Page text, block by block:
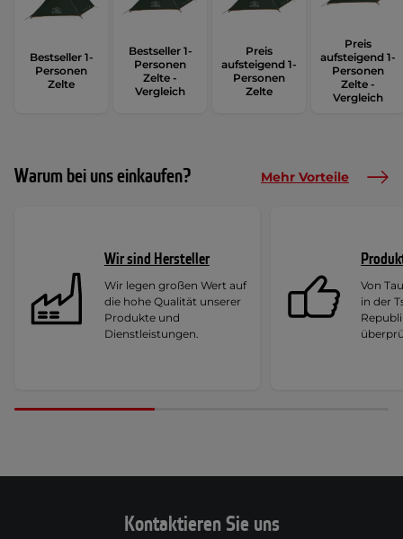
Bestseller 1-
Personen
Zelte
Bestseller 1-
Personen
Zelte -
Vergleich
Preis
aufsteigend 1-
Personen
Zelte
Preis
aufsteigend 1-
Personen
Zelte -
Vergleich
Warum bei uns einkaufen? Mehr Vorteile
Wir sind Hersteller
Wir legen großen Wert auf
die hohe Qualität unserer
Produkte und
Dienstleistungen.
Von
in der
Kontaktieren Sie uns